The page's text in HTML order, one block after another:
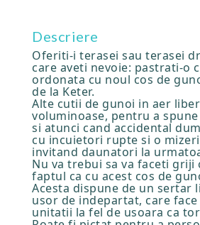
Descriere
Oferiti-i terasei sau terasei
care aveti nevoie: pastrati-o
ordonata cu noul cos de
de la Keter.
Alte cutii de gunoi in aer
voluminoase, pentru a
si atunci cand accidental
cu incuietori rupte si o
invitand daunatori la
Nu va trebui sa va faceti griji
faptul ca cu acest cos de
Acesta dispune de un sertar
usor de indepartat, care
unitatii la fel de usoara ca